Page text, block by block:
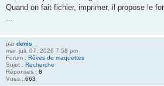
Quand on fait fichier, imprimer, il propose le
par denis
mar. juil. 07, 2026 7:58 pm
Forum : Rêves de maquettes
Sujet : Recherche
Réponses : 8
Vues : 663